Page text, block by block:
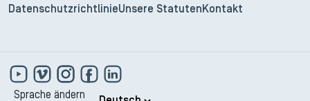
DatenschutzrichtlinieUnsere Statuten Kontakt
Sprache ändern